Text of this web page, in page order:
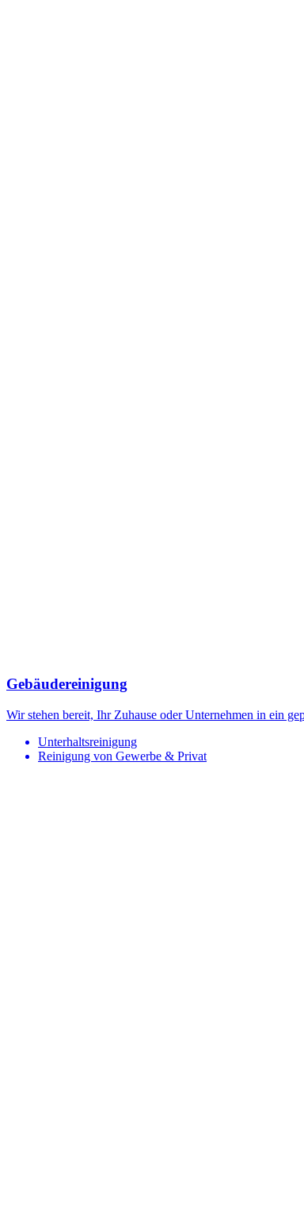
Gebäudereinigung
Wir stehen bereit, Ihr Zuhause oder Unternehmen in ein
Unterhaltsreinigung
Reinigung von Gewerbe & Privat